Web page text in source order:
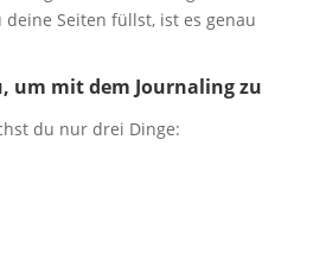
deine Seiten füllst, ist es genau
um mit dem Journaling zu
du nur drei Dinge: